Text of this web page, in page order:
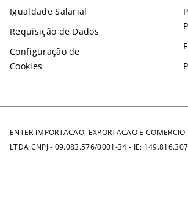
Igualdade Salarial
Requisição de Dados
Configuração de
Cookies
ENTER IMPORTACAO, EXPORTACAO E
LTDA CNPJ - 09.083.576/0001-34 - IE: